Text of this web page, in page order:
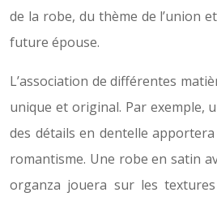
de la robe, du thème de l’union
future épouse.
L’association de différentes
unique et original. Par exemple,
des détails en dentelle
romantisme. Une robe en satin
organza jouera sur les